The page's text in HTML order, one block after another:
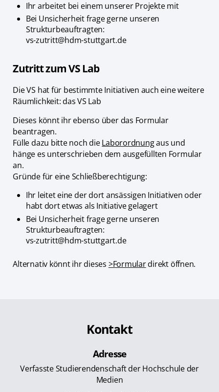
Ihr arbeitet bei einem unserer Projekte mit
Bei Unsicherheit frage gerne unseren
Strukturbeauftragten:
vs-zutritt@hdm-stuttgart.de
Zutritt zum VS Lab
Die VS hat für bestimmte Initiativen auch eine weitere
Räumlichkeit: das VS Lab
Dieses könnt ihr ebenso über das Formular
beantragen.
Fülle dazu bitte noch dieLaborordnungaus und
hänge es unterschrieben dem ausgefüllten Formular
an.
Gründe für eine Schließberechtigung:
Ihr leitet eine der dort ansässigen Initiativen oder
habt dort etwas als Initiative gelagert
Bei Unsicherheit frage gerne unseren
Strukturbeauftragten:
vs-zutritt@hdm-stuttgart.de
Alternativ könnt ihr dieses >Formulardirekt öffnen.
Kontakt
Adresse
Verfasste Studierendenschaft der Hochschule der
Medien